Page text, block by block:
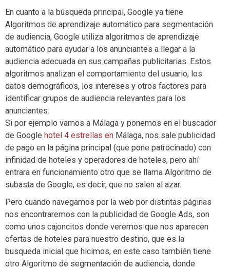
En cuanto a la búsqueda principal, Google ya tiene
Algoritmos de aprendizaje automático para segmentación
de audiencia, Google utiliza algoritmos de aprendizaje
automático para ayudar a los anunciantes a llegar a la
audiencia adecuada en sus campañas publicitarias. Estos
algoritmos analizan el comportamiento del usuario, los
datos demográficos, los intereses y otros factores para
identificar grupos de audiencia relevantes para los
anunciantes.
Si por ejemplo vamos a Málaga y ponemos en el buscador
de Google hotel 4 estrellas en Málaga, nos sale publicidad
de pago en la página principal (que pone patrocinado) con
infinidad de hoteles y operadores de hoteles, pero ahí
entrara en funcionamiento otro que se llama Algoritmo de
subasta de Google, es decir, que no salen al azar.
Pero cuando navegamos por la web por distintas páginas
nos encontraremos con la publicidad de Google Ads, son
como unos cajoncitos donde veremos que nos aparecen
ofertas de hoteles para nuestro destino, que es la
busqueda inicial que hicimos, en este caso también tiene
otro Algoritmo de segmentación de audiencia, donde